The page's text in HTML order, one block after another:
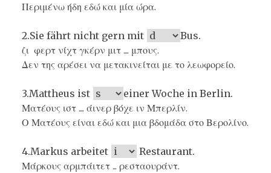
Περιμένω ήδη εδώ και μία ώρα.
2.Sie fährt nicht gern mit
Bus.
ζι φερτ νίχτ γκέρν μιτ .... μπους.
Δεν της αρέσει να μετακινείται με το λεωφορείο.
3.Mattheus ist
einer Woche in Berlin.
Ματέους ιστ .... άινερ βόχε ιν Μπερλίν.
Ο Ματέους είναι εδώ και μια βδομάδα στο Βερολίνο.
4.Markus arbeitet
Restaurant.
Μάρκους αρμπάιτετ ... ρεσταουράντ.